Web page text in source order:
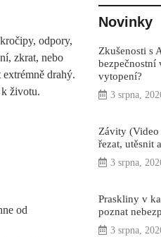
odpory,
zkrat, nebo
drahý.
životu.
od
Novinky
Zkušenosti s
bezpečnostní
vytopení?
3 srpna,
Závity (Video
řezat, utěsnit
3 srpna,
Praskliny v
poznat
3 srpna,